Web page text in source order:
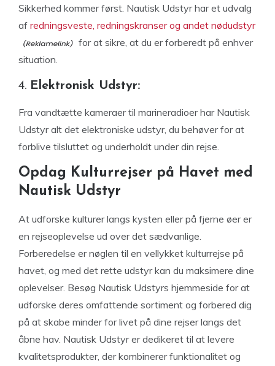
Sikkerhed kommer først. Nautisk Udstyr har et udvalg
af redningsveste, redningskranser og andet nødudstyr
for at sikre, at du er forberedt på enhver
situation.
4. Elektronisk Udstyr:
Fra vandtætte kameraer til marineradioer har Nautisk
Udstyr alt det elektroniske udstyr, du behøver for at
forblive tilsluttet og underholdt under din rejse.
Opdag Kulturrejser på Havet med
Nautisk Udstyr
At udforske kulturer langs kysten eller på fjerne øer er
en rejseoplevelse ud over det sædvanlige.
Forberedelse er nøglen til en vellykket kulturrejse på
havet, og med det rette udstyr kan du maksimere dine
oplevelser. Besøg Nautisk Udstyrs hjemmeside for at
udforske deres omfattende sortiment og forbered dig
på at skabe minder for livet på dine rejser langs det
åbne hav. Nautisk Udstyr er dedikeret til at levere
kvalitetsprodukter, der kombinerer funktionalitet og